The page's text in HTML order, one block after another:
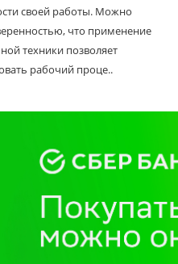
своей работы. Можно
что применение
техники позволяет
рабочий проце..